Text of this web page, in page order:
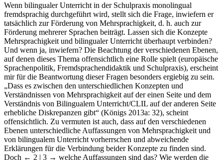
Wenn bilingualer Unterricht in der Schulpraxis monolingual
fremdsprachig durchgeführt wird, stellt sich die Frage, inwiefern er
tatsächlich zur Förderung von Mehrsprachigkeit, d. h. auch zur
Förderung mehrerer Sprachen beiträgt. Lassen sich die Konzepte
Mehrsprachigkeit und bilingualer Unterricht überhaupt verbinden?
Und wenn ja, inwiefern? Die Beachtung der verschiedenen Ebenen,
auf denen dieses Thema offensichtlich eine Rolle spielt (europäische
Sprachenpolitik, Fremdsprachendidaktik und Schulpraxis), erscheint
mir für die Beantwortung dieser Fragen besonders ergiebig zu sein.
„Dass es zwischen den unterschiedlichen Konzepten und
Verständnissen von Mehrsprachigkeit auf der einen Seite und dem
Verständnis von Bilingualem Unterricht/CLIL auf der anderen Seite
erhebliche Diskrepanzen gibt“ (Königs 2013a: 32), scheint
offensichtlich. Zu vermuten ist auch, dass auf den verschiedenen
Ebenen unterschiedliche Auffassungen von Mehrsprachigkeit und
von bilingualem Unterricht vorherrschen und abweichende
Erklärungen für die Verbindung beider Konzepte zu finden sind.
Doch ← 2 | 3 → welche Auffassungen sind das? Wie werden die